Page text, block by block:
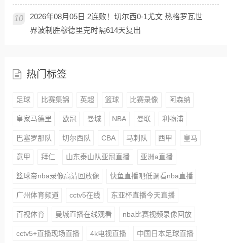
10
2026年08月05日 2连败！切尔西0-1尤文 热格罗瓦世
界波制胜穆德里克时隔614天复出
热门标签
足球 比赛集锦 英超 篮球 比赛录像 阿森纳
皇家马德里 欧冠 曼城 NBA 曼联 利物浦
巴塞罗那队 切尔西队 CBA 马刺队 西甲 皇马
意甲 拜仁 山东泰山队亚冠直播 亚洲a直播
篮球帝nba录像高清回放像 快鱼直播吧低调看nba直播
广州体育频道 cctv5在线 东亚杯直播今天直播
百视体育 曼城直播在线观看 nba比赛视频录像回放
cctv5+直播现场直播 4k电视直播 中国日本足球直播